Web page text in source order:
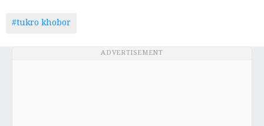
#tukro khobor
ADVERTISEMENT